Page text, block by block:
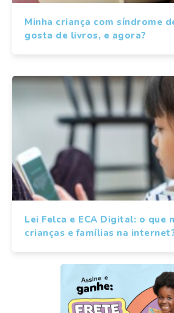
Minha criança com síndrome
gosta de livros, e agora?
Lei Felca e ECA Digital: o que
crianças e famílias na